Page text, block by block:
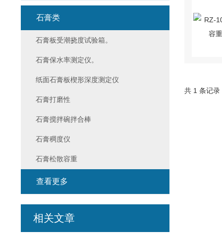
共 1 条记
石膏类
石膏板受潮挠度试验箱。
石膏保水率测定仪。
纸面石膏板楔形深度测定仪
石膏打磨性
石膏搅拌碗拌合棒
石膏稠度仪
石膏松散容重
查看更多
相关文章